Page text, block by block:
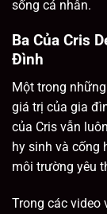
sống cá nhân.
Ba Của Cris
Đình
Một trong
giá trị của gia
của Cris vẫn
hy sinh và cống
môi trường yêu
Trong các video